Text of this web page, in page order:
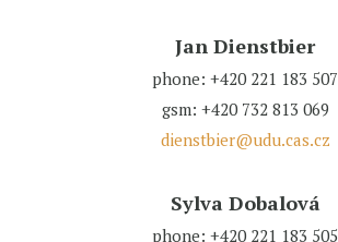
Jan Dienstbier
phone: +420 221 183 507
gsm: +420 732 813 069
dienstbier@udu.cas.cz
Sylva Dobalová
phone: +420 221 183 505